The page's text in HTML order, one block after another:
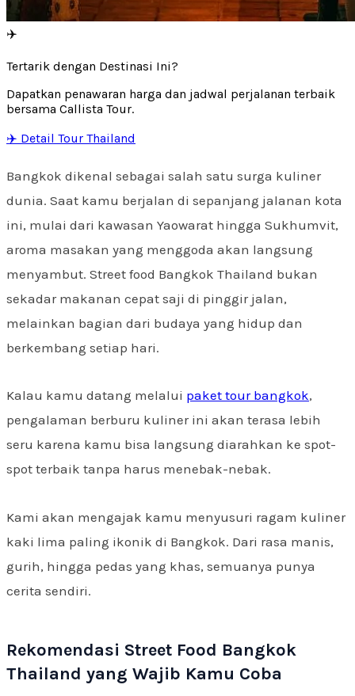
✈️
Tertarik dengan Destinasi Ini?
Dapatkan penawaran harga dan jadwal perjalanan terbaik
bersama Callista Tour.
✈️ Detail Tour Thailand
Bangkok dikenal sebagai salah satu surga kuliner
dunia. Saat kamu berjalan di sepanjang jalanan kota
ini, mulai dari kawasan Yaowarat hingga Sukhumvit,
aroma masakan yang menggoda akan langsung
menyambut. Street food Bangkok Thailand bukan
sekadar makanan cepat saji di pinggir jalan,
melainkan bagian dari budaya yang hidup dan
berkembang setiap hari.
Kalau kamu datang melalui paket tour bangkok,
pengalaman berburu kuliner ini akan terasa lebih
seru karena kamu bisa langsung diarahkan ke spot-
spot terbaik tanpa harus menebak-nebak.
Kami akan mengajak kamu menyusuri ragam kuliner
kaki lima paling ikonik di Bangkok. Dari rasa manis,
gurih, hingga pedas yang khas, semuanya punya
cerita sendiri.
Rekomendasi Street Food Bangkok
Thailand yang Wajib Kamu Coba